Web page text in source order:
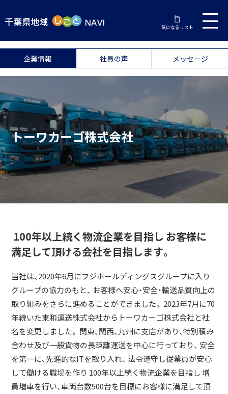
気になるリスト
企業情報 社員の声 メッセージ
トーワカーゴ株式会社
100年以上続く物流企業を目指し お客様に
満足して頂ける会社を目指します。
当社は、2020年6月にフジホールディングスグループに入り
グループの協力のもと、 お客様へ安心・安全・輸送品質向上の
取り組みをさらに進めることができました。 2023年7月に70
年続いた東和運送株式会社からトーワカーゴ株式会社と社
名を変更しました。 関東、関西、九州に支店があり、特別積み
合わせ及び一般貨物の長距離運送を中心に行っており、 安全
を第一に、先進的なITを取り入れ、 法令遵守し従業員が安心
して働ける職場を作り 100年以上続く物流企業を目指し 増
員増車を行い、車両台数500台を目標にお客様に満足して頂